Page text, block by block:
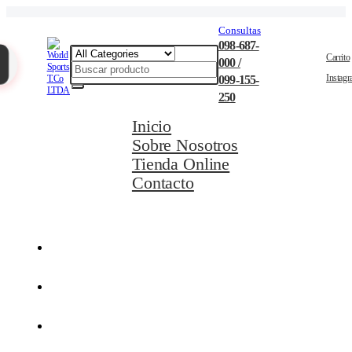
Consultas
098-687-
000 /
099-155-
250
Carrito
Inicio
Sobre Nosotros
Tienda Online
Contacto